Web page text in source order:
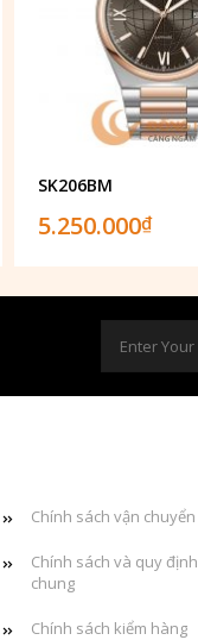
SK206BM
5.250.000₫
Chính sách vận chuyển
Chính sách và quy định
chung
Chính sách kiểm hàng